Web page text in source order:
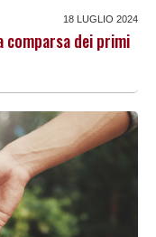
18 LUGLIO 2024
comparsa dei primi